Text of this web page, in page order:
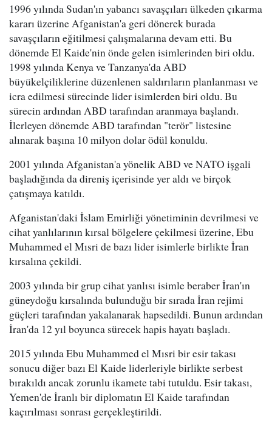
1996 yılında Sudan'ın yabancı savaşçıları ülkeden çıkarma
kararı üzerine Afganistan'a geri dönerek burada
savaşçıların eğitilmesi çalışmalarına devam etti. Bu
dönemde El Kaide'nin önde gelen isimlerinden biri oldu.
1998 yılında Kenya ve Tanzanya'da ABD
büyükelçiliklerine düzenlenen saldırıların planlanması ve
icra edilmesi sürecinde lider isimlerden biri oldu. Bu
sürecin ardından ABD tarafından aranmaya başlandı.
İlerleyen dönemde ABD tarafından "terör" listesine
alınarak başına 10 milyon dolar ödül konuldu.
2001 yılında Afganistan'a yönelik ABD ve NATO işgali
başladığında da direniş içerisinde yer aldı ve birçok
çatışmaya katıldı.
Afganistan'daki İslam Emirliği yönetiminin devrilmesi ve
cihat yanlılarının kırsal bölgelere çekilmesi üzerine, Ebu
Muhammed el Mısri de bazı lider isimlerle birlikte İran
kırsalına çekildi.
2003 yılında bir grup cihat yanlısı isimle beraber İran'ın
güneydoğu kırsalında bulunduğu bir sırada İran rejimi
güçleri tarafından yakalanarak hapsedildi. Bunun ardından
İran'da 12 yıl boyunca sürecek hapis hayatı başladı.
2015 yılında Ebu Muhammed el Mısri bir esir takası
sonucu diğer bazı El Kaide liderleriyle birlikte serbest
bırakıldı ancak zorunlu ikamete tabi tutuldu. Esir takası,
Yemen'de İranlı bir diplomatın El Kaide tarafından
kaçırılması sonrası gerçekleştirildi.